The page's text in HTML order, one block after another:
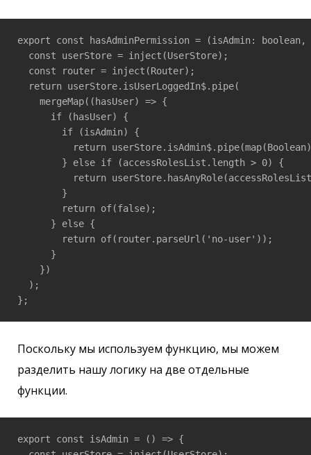
export const hasAdminPermission = (isAdmin:
  const userStore = inject(UserStore);
  const router = inject(Router);
  return userStore.isUserLoggedIn$.pipe(
    mergeMap((hasUser) => {
      if (hasUser) {
        if (isAdmin) {
return
        } else if (accessRolesList.length > 0) {
return
        }
        return of(false);
      } else {
        return of(router.parseUrl('no-user'));
      }
    })
  );
};
Поскольку мы используем функцию, мы можем
разделить нашу логику на две отдельные
функции.
export const isAdmin = () => {